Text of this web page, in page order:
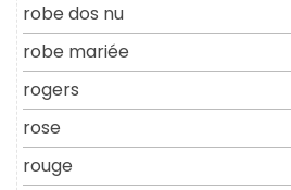
robe dos nu
robe mariée
rogers
rose
rouge